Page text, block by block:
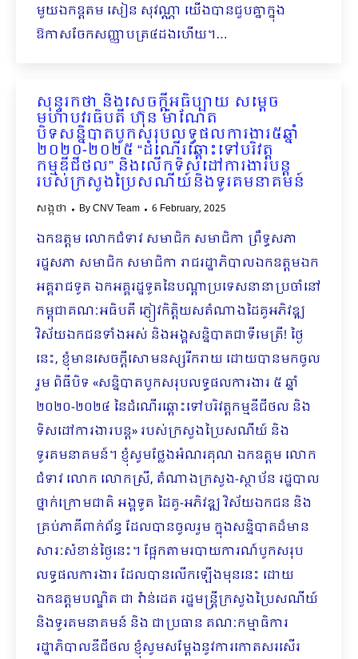
មួយឯកឧ្តតម សៀន សុវណ្ណា យើងបានជួបគ្នាក្នុង
ឱកាសចែកសញ្ញាបត្រ​៤ដងហើយ។…
សុន្ទរកថា និងសេចក្ដីអធិប្បាយ សម្ដេច
មហាបវរធិបតី ហ៊ុន ម៉ាណែត
បិទសន្និបាតបូកសរុបលទ្ធផលការងារ៥ឆ្នាំ
២០២០-២០២៥ “ដំណើរឆ្ពោះទៅបរិវត្ត
កម្មឌីជីថល” និងលើកទិសដៅការងារបន្ត
របស់ក្រសួងប្រៃសណីយ៍និងទូរគមនាគមន៍
សង្កថា ByCNV Team 6 February, 2025
ឯកឧត្តម លោកជំទាវ សមាជិក សមាជិកា ព្រឹទ្ធសភា
រដ្ឋសភា សមាជិក សមាជិកា រាជរដ្ឋាភិបាល​​ឯកឧត្តមឯក
អគ្គរាជទូត ឯកអគ្គរដ្ឋទូតនៃបណ្ដាប្រទេសនានាប្រចាំនៅ
កម្ពុជាគណៈអធិបតី ភ្ញៀវកិត្តិយសតំណាងដៃគូអភិវឌ្ឍ
វិស័យឯកជនទាំងអស់ និងអង្គសន្និបាតជាទីមេត្រី! ថ្ងៃ
នេះ, ខ្ញុំមានសេចក្ដីសោមនស្សរីករាយ ដោយបានមកចូល
រួម ពិធីបិទ «សន្និបាតបូកសរុបលទ្ធផលការងារ ៥ ឆ្នាំ
២០២០-២០២៤ នៃដំណើរឆ្ពោះទៅបរិវត្តកម្មឌីជីថល និង
ទិសដៅការងារបន្ត» របស់ក្រសួងប្រៃសណីយ៍ និង
ទូរគមនាគមន៍។ ខ្ញុំសូមថ្លែងអំណរគុណ ឯកឧត្តម លោក
ជំទាវ លោក លោកស្រី, តំណាងក្រសួង-ស្ថាប័ន រដ្ឋបាល
ថ្នាក់ក្រោមជាតិ អង្គទូត ដៃគូ-អភិវឌ្ឍ វិស័យឯកជន និង
គ្រប់ភាគីពាក់ព័ន្ធ ដែលបានចូលរួម ក្នុងសន្និបាតដ៏មាន
សារៈសំខាន់ថ្ងៃនេះ។ ផ្អែកតាមរបាយការណ៍បូកសរុប
លទ្ធផលការងារ ដែលបានលើកឡើងមុននេះ ដោយ
ឯកឧត្តមបណ្ឌិត ជា វ៉ាន់ដេត រដ្ឋមន្រ្តីក្រសួងប្រៃសណីយ៍
និងទូរគមនាគមន៍ និង ជាប្រធាន គណៈកម្មាធិការ
រដ្ឋាភិបាលឌីជីថល ខ្ញុំសូមសម្ដែងនូវការកោតសរសើរ